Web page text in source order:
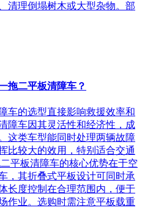
清理倒塌树木或大型杂物。部
拖二平板清障车？
车的选型直接影响救援效率和
障车因其灵活性和经济性，成
这类车型能同时处理两辆故障
比较大的效用，特别适合交通
平板清障车的核心优势在于空
，其折叠式平板设计可同时承
长度控制在合理范围内，便于
作业。选购时需注意平板载重